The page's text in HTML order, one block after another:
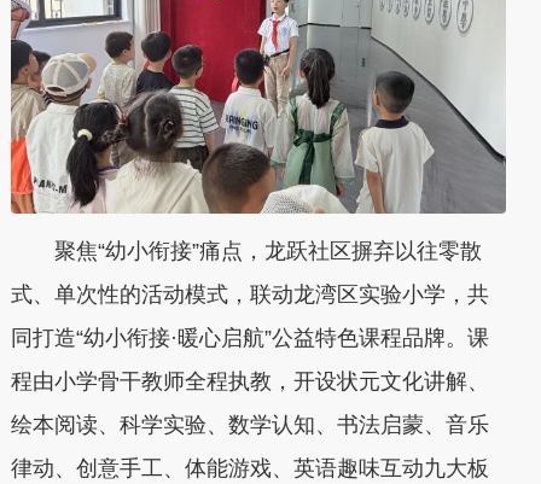
聚焦“幼小衔接”痛点，龙跃社区摒弃以往零散
式、单次性的活动模式，联动龙湾区实验小学，共
同打造“幼小衔接·暖心启航”公益特色课程品牌。课
程由小学骨干教师全程执教，开设状元文化讲解、
绘本阅读、科学实验、数学认知、书法启蒙、音乐
律动、创意手工、体能游戏、英语趣味互动九大板